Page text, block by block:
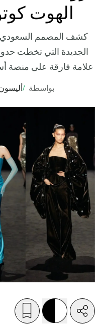
الهوت
كشف المصمم
الجديدة التي تخطت
علامة فارقة على منصة
بواسطة /